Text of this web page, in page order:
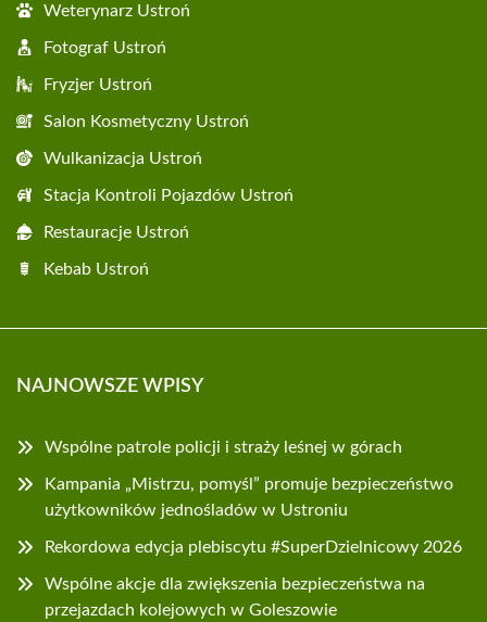
Weterynarz Ustroń
Fotograf Ustroń
Fryzjer Ustroń
Salon Kosmetyczny Ustroń
Wulkanizacja Ustroń
Stacja Kontroli Pojazdów Ustroń
Restauracje Ustroń
Kebab Ustroń
NAJNOWSZE WPISY
Wspólne patrole policji i straży leśnej w górach
Kampania „Mistrzu, pomyśl” promuje bezpieczeństwo
użytkowników jednośladów w Ustroniu
Rekordowa edycja plebiscytu #SuperDzielnicowy 2026
Wspólne akcje dla zwiększenia bezpieczeństwa na
przejazdach kolejowych w Goleszowie